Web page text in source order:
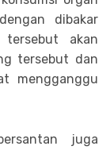
dibakar
akan
tersebut dan
mengganggu
juga